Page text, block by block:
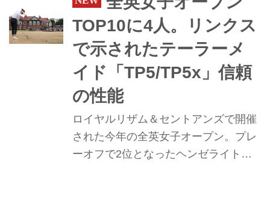
プを使った練習法をユージさんが体験
している。「みんゴル」でもその一部
を紹介します！
TOP10に4人。リンクス
で示されたテーラーメ
イド「TP5/TP5x」信頼
の性能
ロイヤルリザム＆セントアンズで開催
された今年の全英女子オープン。プレ
ーオフで2位となったヘンゼライトを